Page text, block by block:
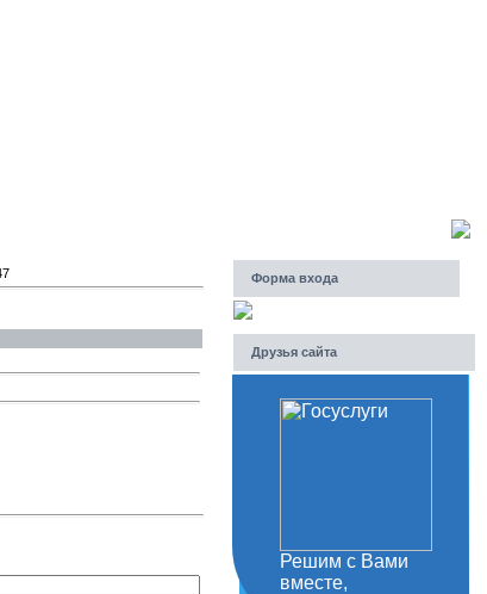
Форма входа
Друзья сайта
Решим с Вами
вместе,
как